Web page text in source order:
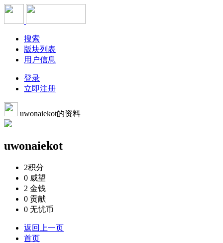
搜索
版块列表
用户信息
登录
立即注册
uwonaiekot的资料
uwonaiekot
2积分
0 威望
2 金钱
0 贡献
0 无忧币
返回上一页
首页